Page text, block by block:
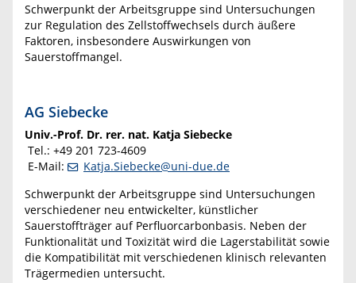
Schwerpunkt der Arbeitsgruppe sind Untersuchungen
zur Regulation des Zellstoffwechsels durch äußere
Faktoren, insbesondere Auswirkungen von
Sauerstoffmangel.
AG Siebecke
Univ.-Prof. Dr. rer. nat. Katja Siebecke
Tel.: +49 201 723-4609
E-Mail:
Katja.Siebecke@uni-due.de
Schwerpunkt der Arbeitsgruppe sind Untersuchungen
verschiedener neu entwickelter, künstlicher
Sauerstoffträger auf Perfluorcarbonbasis. Neben der
Funktionalität und Toxizität wird die Lagerstabilität sowie
die Kompatibilität mit verschiedenen klinisch relevanten
Trägermedien untersucht.